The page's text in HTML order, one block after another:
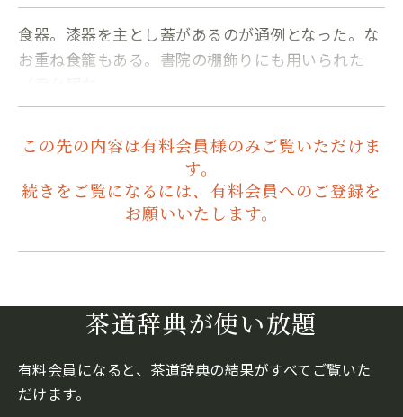
食器。漆器を主とし蓋があるのが通例となった。な
お重ね食籠もある。書院の棚飾りにも用いられた
この先の内容は有料会員様のみご覧いただけま
す。
続きをご覧になるには、有料会員へのご登録を
お願いいたします。
茶道辞典が使い放題
有料会員になると、茶道辞典の結果がすべてご覧いた
だけます。